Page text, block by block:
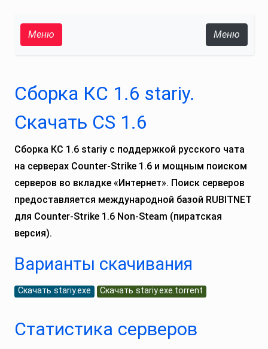
Меню Меню
Сборка КС 1.6 stariy.
Скачать CS 1.6
Сборка КС 1.6 stariy с поддержкой русского чата
на серверах Counter‑Strike 1.6 и мощным поиском
серверов во вкладке «Интернет». Поиск серверов
предоставляется международной базой RUBITNET
для Counter‑Strike 1.6 Non‑Steam (пиратская
версия).
Варианты скачивания
Скачать stariy.exe Скачать stariy.exe.torrent
Статистика серверов